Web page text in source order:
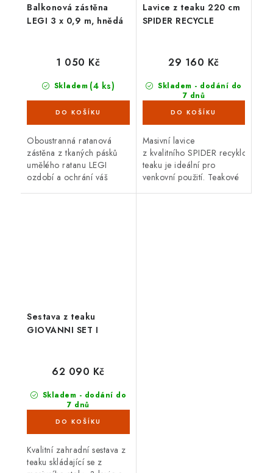
Balkonová zástěna
LEGI 3 x 0,9 m, hnědá
Skladem (4 ks)
1 050 Kč
Oboustranná ratanová
zástěna z tkaných pásků
umělého ratanu LEGI
ozdobí a ochrání váš
Lavice z teaku 220 cm
SPIDER RECYCLE
Skladem - dodání do
7 dnů
29 160 Kč
Masivní lavice
z kvalitního SPIDER
teaku je ideální pro
venkovní použití. Teakové
Sestava z teaku
GIOVANNI SET I
Skladem - dodání do
7 dnů
62 090 Kč
Kvalitní zahradní sestava z
teaku skládající se z